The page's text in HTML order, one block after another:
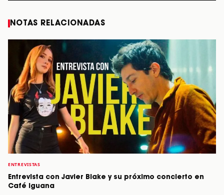
NOTAS RELACIONADAS
ENTREVISTAS
Entrevista con Javier Blake y su próximo concierto en
Café Iguana